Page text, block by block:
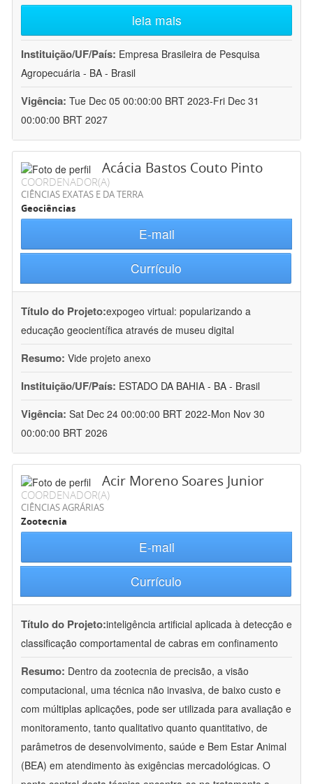
leia mais
Instituição/UF/País: Empresa Brasileira de Pesquisa
Agropecuária - BA - Brasil
Vigência: Tue Dec 05 00:00:00 BRT 2023-Fri Dec 31
00:00:00 BRT 2027
Acácia Bastos Couto Pinto
COORDENADOR(A)
CIÊNCIAS EXATAS E DA TERRA
Geociências
E-mail
Currículo
Título do Projeto:expogeo virtual: popularizando a
educação geocientífica através de museu digital
Resumo: Vide projeto anexo
Instituição/UF/País: ESTADO DA BAHIA - BA - Brasil
Vigência: Sat Dec 24 00:00:00 BRT 2022-Mon Nov 30
00:00:00 BRT 2026
Acir Moreno Soares Junior
COORDENADOR(A)
CIÊNCIAS AGRÁRIAS
Zootecnia
E-mail
Currículo
Título do Projeto:inteligência artificial aplicada à detecção e
classificação comportamental de cabras em confinamento
Resumo: Dentro da zootecnia de precisão, a visão
computacional, uma técnica não invasiva, de baixo custo e
com múltiplas aplicações, pode ser utilizada para avaliação e
monitoramento, tanto qualitativo quanto quantitativo, de
parâmetros de desenvolvimento, saúde e Bem Estar Animal
(BEA) em atendimento às exigências mercadológicas. O